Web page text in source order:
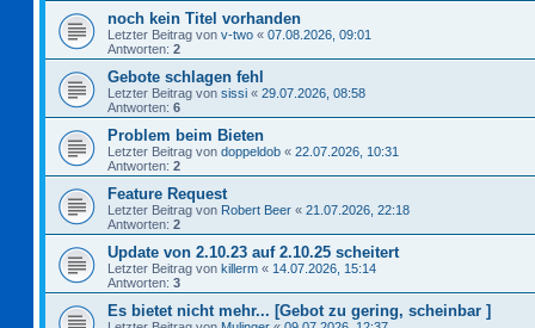
noch kein Titel vorhanden
Letzter Beitrag von v-two « 07.08.2026, 09:01
Antworten: 2
Gebote schlagen fehl
Letzter Beitrag von sissi « 29.07.2026, 08:58
Antworten: 6
Problem beim Bieten
Letzter Beitrag von doppeldob « 22.07.2026, 10:31
Antworten: 2
Feature Request
Letzter Beitrag von Robert Beer « 21.07.2026, 22:18
Antworten: 2
Update von 2.10.23 auf 2.10.25 scheitert
Letzter Beitrag von killerm « 14.07.2026, 15:14
Antworten: 3
Es bietet nicht mehr... [Gebot zu gering, scheinbar ]